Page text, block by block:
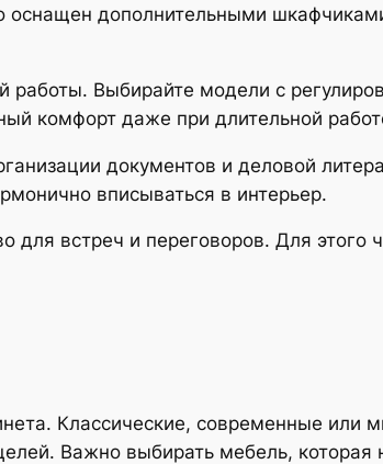
оснащен дополнительными
Выбирайте модели с
комфорт даже при длительной
документов и деловой
вписываться в интерьер.
для встреч и переговоров. Для этого
Классические, современные или
Важно выбирать мебель, которая